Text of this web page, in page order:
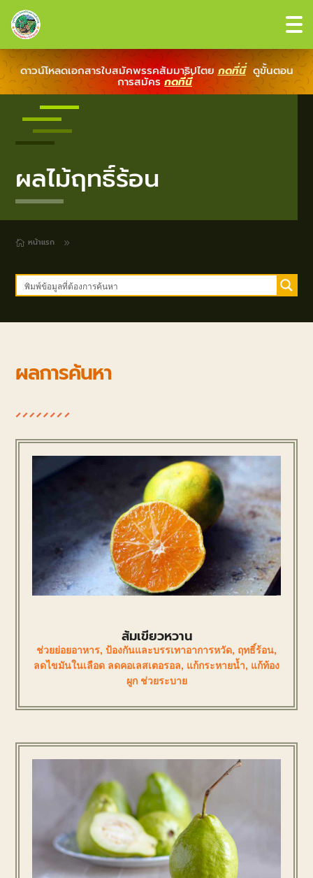
ดาวน์โหลดเอกสารใบสมัคพรรคสัมมาธิปไตย กดที่นี่ ดูขั้นตอน
การสมัครกดที่นี่
ผลไม้ฤทธิ์ร้อน
 หน้าแรก 9
ผลการค้นหา
ส้มเขียวหวาน
ช่วยย่อยอาหาร, ป้องกันและบรรเทาอาการหวัด, ฤทธิ์ร้อน,
ลดไขมันในเลือด ลดคอเลสเตอรอล, แก้กระหายน้ำ, แก้ท้อง
ผูก ช่วยระบาย